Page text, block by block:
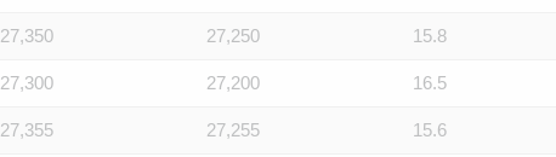
27,350 27,250 15.8
27,300 27,200 16.5
27,355 27,255 15.6